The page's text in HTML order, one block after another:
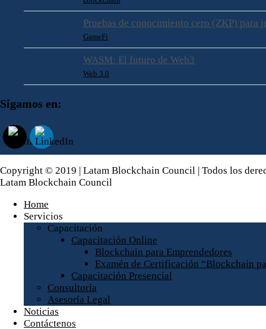
Pruebas de conocimiento cero (ZKP) para
GameFi
WASM: El futuro de Web3
Web 3.0
Sigamos en:
Copyright © 2019 | Latam Blockchain Council | Todos los
Latam Blockchain Council
Home
Servicios
Capacitación
Capacitación Online
Blockchain para Emprendedores
Examén de Certificación “Blockchain
Capacitación Presencial
Consultoría
Asesoría Legal
Noticias
Contáctenos